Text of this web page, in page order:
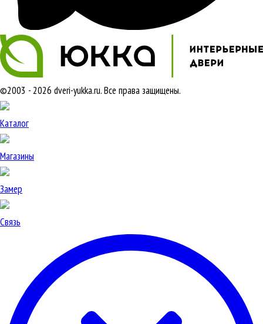
©2003 - 2026 dveri-yukka.ru. Все права защищены.
Каталог
Магазины
Замер
Связь